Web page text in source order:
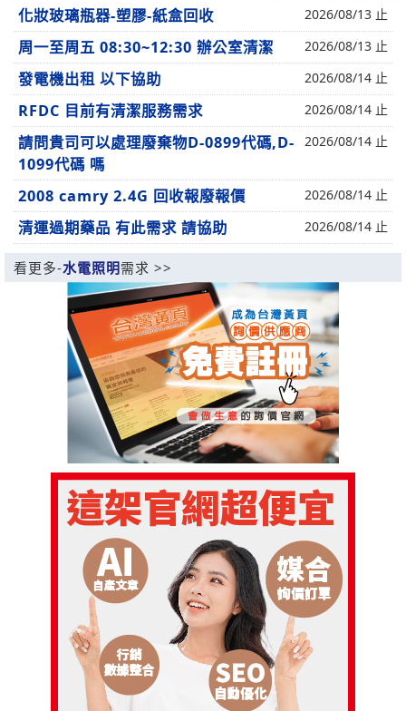
化妝玻璃瓶器-塑膠-紙盒回收 2026/08/13 止
周一至周五 08:30~12:30 辦公室清潔 2026/08/13 止
發電機出租 以下協助 2026/08/14 止
RFDC 目前有清潔服務需求 2026/08/14 止
請問貴司可以處理廢棄物D-0899代碼,D-
1099代碼 嗎
2026/08/14 止
2008 camry 2.4G 回收報廢報價 2026/08/14 止
清運過期藥品 有此需求 請協助 2026/08/14 止
看更多-水電照明需求 >>